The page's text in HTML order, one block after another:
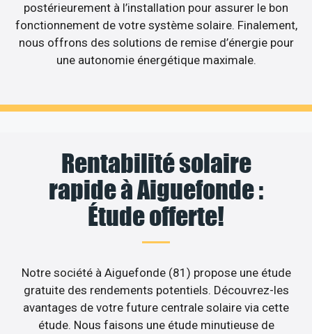
postérieurement à l’installation pour assurer le bon
fonctionnement de votre système solaire. Finalement,
nous offrons des solutions de remise d’énergie pour
une autonomie énergétique maximale.
Rentabilité solaire
rapide à Aiguefonde :
Étude offerte!
Notre société à Aiguefonde (81) propose une étude
gratuite des rendements potentiels. Découvrez-les
avantages de votre future centrale solaire via cette
étude. Nous faisons une étude minutieuse de